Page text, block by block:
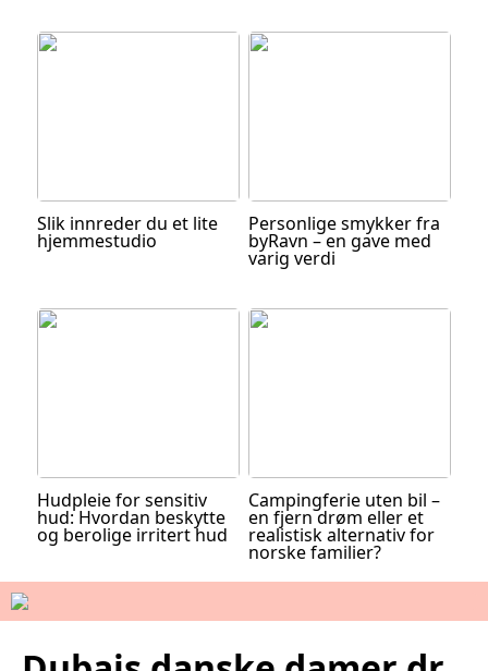
Slik innreder du et lite
hjemmestudio
Personlige smykker fra
byRavn – en gave med
varig verdi
Hudpleie for sensitiv
hud: Hvordan beskytte
og berolige irritert hud
Campingferie uten bil –
en fjern drøm eller et
realistisk alternativ for
norske familier?